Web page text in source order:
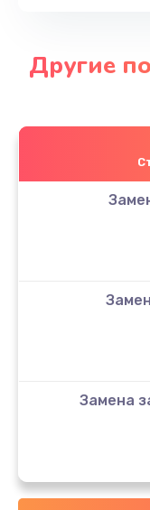
Другие
Замена